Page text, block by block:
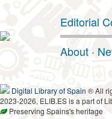
Editorial
About ·
Digital Library of Spain ® All
2023-2026, ELIB.ES is a part of
Preserving Spains's heritage